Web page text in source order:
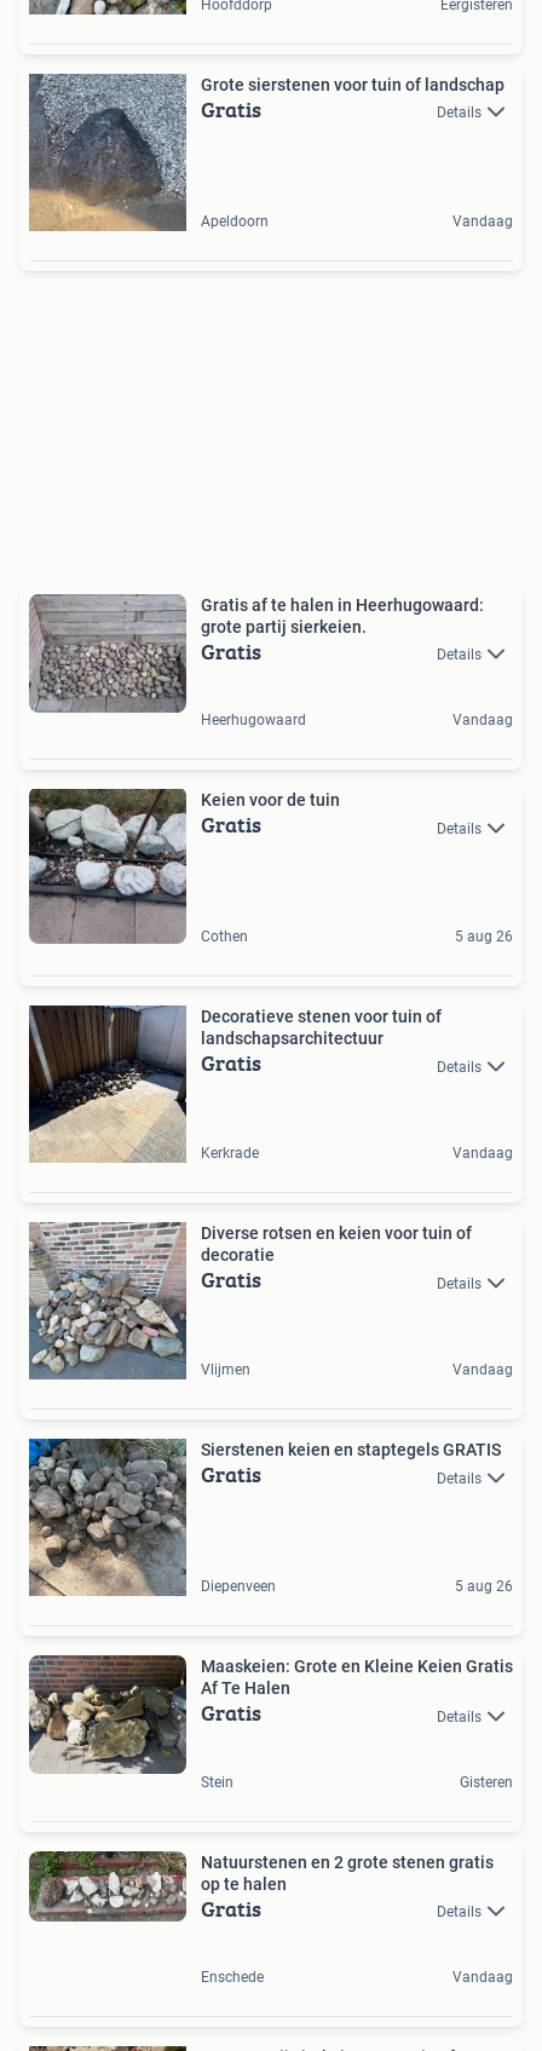
Hoofddorp Eergisteren
Grote sierstenen voor tuin of landschap
Gratis Details
Apeldoorn Vandaag
Gratis af te halen in Heerhugowaard:
grote partij sierkeien.
Gratis Details
Heerhugowaard Vandaag
Keien voor de tuin
Gratis Details
Cothen 5 aug 26
Decoratieve stenen voor tuin of
landschapsarchitectuur
Gratis Details
Kerkrade Vandaag
Diverse rotsen en keien voor tuin of
decoratie
Gratis Details
Vlijmen Vandaag
Sierstenen keien en staptegels GRATIS
Gratis Details
Diepenveen 5 aug 26
Maaskeien: Grote en Kleine Keien Gratis
Af Te Halen
Gratis Details
Stein Gisteren
Natuurstenen en 2 grote stenen gratis
op te halen
Gratis Details
Enschede Vandaag